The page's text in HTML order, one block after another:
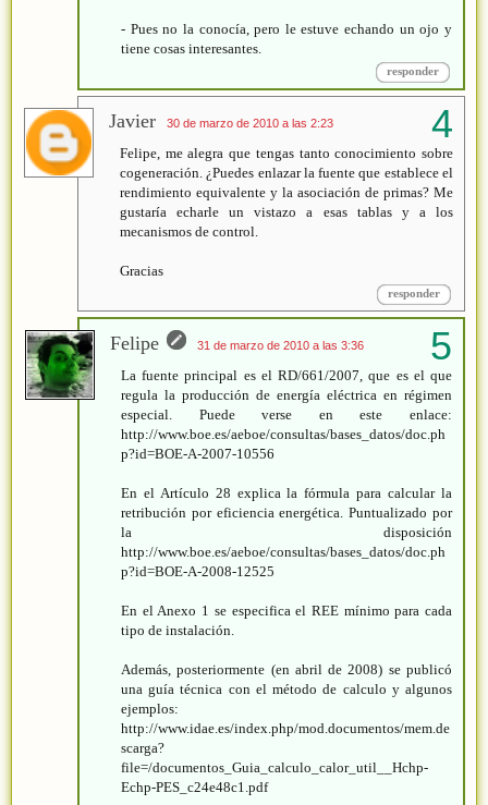
- Pues no la conocía, pero le estuve echando un ojo y
tiene cosas interesantes.
responder
Javier 30 de marzo de 2010 a las 2:23
Felipe, me alegra que tengas tanto conocimiento sobre
cogeneración. ¿Puedes enlazar la fuente que establece el
rendimiento equivalente y la asociación de primas? Me
gustaría echarle un vistazo a esas tablas y a los
mecanismos de control.
Gracias
responder
Felipe 31 de marzo de 2010 a las 3:36
La fuente principal es el RD/661/2007, que es el que
regula la producción de energía eléctrica en régimen
especial. Puede verse en este enlace:
http://www.boe.es/aeboe/consultas/bases_datos/doc.ph
p?id=BOE-A-2007-10556
En el Artículo 28 explica la fórmula para calcular la
retribución por eficiencia energética. Puntualizado por
la disposición
http://www.boe.es/aeboe/consultas/bases_datos/doc.ph
p?id=BOE-A-2008-12525
En el Anexo 1 se especifica el REE mínimo para cada
tipo de instalación.
Además, posteriormente (en abril de 2008) se publicó
una guía técnica con el método de calculo y algunos
ejemplos:
http://www.idae.es/index.php/mod.documentos/mem.de
scarga?
file=/documentos_Guia_calculo_calor_util__Hchp-
Echp-PES_c24e48c1.pdf